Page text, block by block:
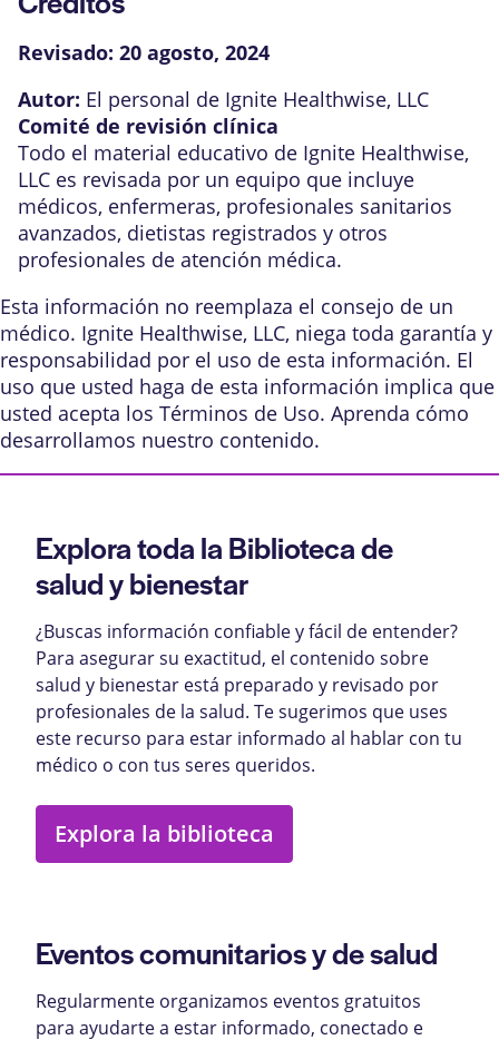
Revisado: 20 agosto, 2024
Autor: El personal de Ignite Healthwise, LLC
Comité de revisión clínica
Todo el material educativo de Ignite Healthwise,
LLC es revisada por un equipo que incluye
médicos, enfermeras, profesionales sanitarios
avanzados, dietistas registrados y otros
profesionales de atención médica.
Esta información no reemplaza el consejo de un
médico. Ignite Healthwise, LLC, niega toda garantía y
responsabilidad por el uso de esta información. El
uso que usted haga de esta información implica que
usted acepta los Términos de Uso. Aprenda cómo
desarrollamos nuestro contenido.
Explora toda la Biblioteca de
salud y bienestar
¿Buscas información confiable y fácil de entender?
Para asegurar su exactitud, el contenido sobre
salud y bienestar está preparado y revisado por
profesionales de la salud. Te sugerimos que uses
este recurso para estar informado al hablar con tu
médico o con tus seres queridos.
Explora la biblioteca
Eventos comunitarios y de salud
Regularmente organizamos eventos gratuitos
para ayudarte a estar informado, conectado e